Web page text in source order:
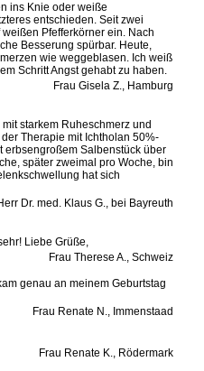
ins Knie oder weiße
entschieden. Seit zwei
Pfefferkörner ein. Nach
Besserung spürbar. Heute,
wie weggeblasen. Ich weiß
Schritt Angst gehabt zu haben.
Frau Gisela Z., Hamburg
starkem Ruheschmerz und
Therapie mit Ichtholan 50%-
erbsengroßem Salbenstück über
später zweimal pro Woche, bin
hat sich
Dr. med. Klaus G., bei Bayreuth
Liebe Grüße,
Frau Therese A., Schweiz
genau an meinem Geburtstag
Frau Renate N., Immenstaad
Frau Renate K., Rödermark